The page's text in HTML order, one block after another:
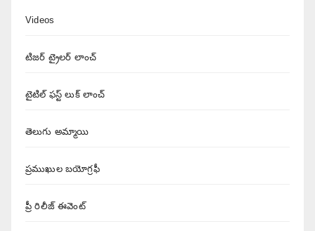
Videos
టిజర్ ట్రైలర్ లాంచ్
టైటిల్ ఫస్ట్ లుక్ లాంచ్
తెలుగు అమ్మాయి
ప్రముఖుల బయోగ్రఫీ
ప్రీ రిలీజ్ ఈవెంట్